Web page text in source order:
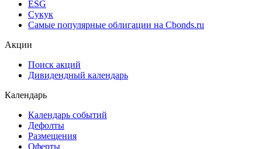
Cbonds Pages
Ломбардные списки
ESG
Самые популярные облигации на Cbonds.ru
Дивидендный календарь
Календарь